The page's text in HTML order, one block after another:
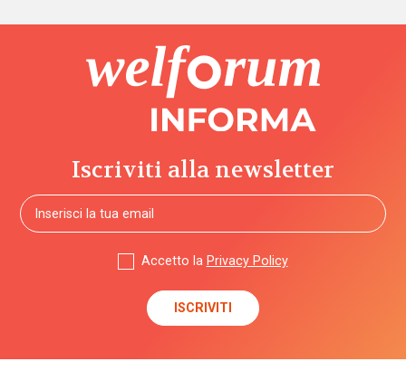
Iscriviti alla newsletter
Accetto la Privacy Policy